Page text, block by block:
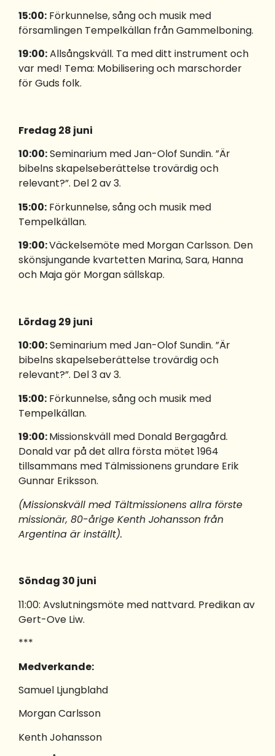
15:00: Förkunnelse, sång och musik med
församlingen Tempelkällan från Gammelboning.
19:00:Allsångskväll. Ta med ditt instrument och
var med! Tema: Mobilisering och marschorder
för Guds folk.
Fredag 28 juni
10:00:Seminarium med Jan-Olof Sundin. ”Är
bibelns skapelseberättelse trovärdig och
relevant?”. Del 2 av 3.
15:00: Förkunnelse, sång och musik med
Tempelkällan.
19:00:Väckelsemöte med Morgan Carlsson. Den
skönsjungande kvartetten Marina, Sara, Hanna
och Maja gör Morgan sällskap.
Lördag 29 juni
10:00:Seminarium med Jan-Olof Sundin. ”Är
bibelns skapelseberättelse trovärdig och
relevant?”. Del 3 av 3.
15:00: Förkunnelse, sång och musik med
Tempelkällan.
19:00:Missionskväll med Donald Bergagård.
Donald var på det allra första mötet 1964
tillsammans med Tälmissionens grundare Erik
Gunnar Eriksson.
(Missionskväll med Tältmissionens allra förste
missionär, 80-årige Kenth Johansson från
Argentina är inställt).
Söndag 30 juni
11:00: Avslutningsmöte med nattvard. Predikan av
Gert-Ove Liw.
***
Medverkande:
Samuel Ljungblahd
Morgan Carlsson
Kenth Johansson